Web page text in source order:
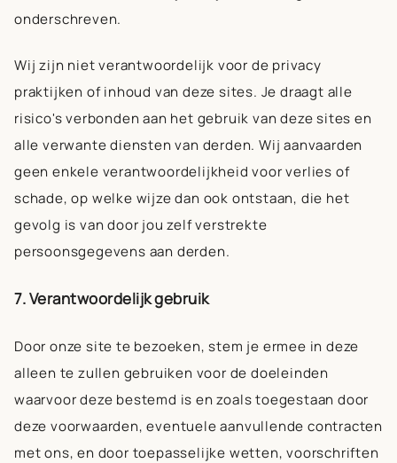
onderschreven.
Wij zijn niet verantwoordelijk voor de privacy
praktijken of inhoud van deze sites. Je draagt alle
risico's verbonden aan het gebruik van deze sites en
alle verwante diensten van derden. Wij aanvaarden
geen enkele verantwoordelijkheid voor verlies of
schade, op welke wijze dan ook ontstaan, die het
gevolg is van door jou zelf verstrekte
persoonsgegevens aan derden.
7. Verantwoordelijk gebruik
Door onze site te bezoeken, stem je ermee in deze
alleen te zullen gebruiken voor de doeleinden
waarvoor deze bestemd is en zoals toegestaan door
deze voorwaarden, eventuele aanvullende contracten
met ons, en door toepasselijke wetten, voorschriften